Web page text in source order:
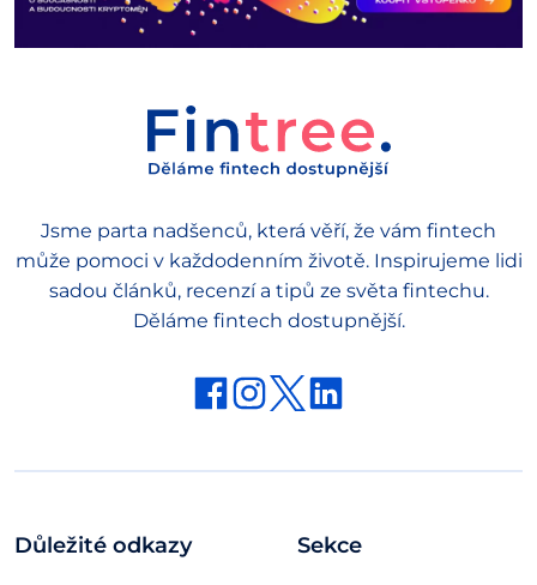
Jsme parta nadšenců, která věří, že vám fintech
může pomoci v každodenním životě. Inspirujeme lidi
sadou článků, recenzí a tipů ze světa fintechu.
Děláme fintech dostupnější.
Důležité odkazy Sekce